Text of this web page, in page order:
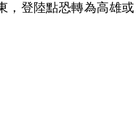
，登陸點恐轉為高雄或